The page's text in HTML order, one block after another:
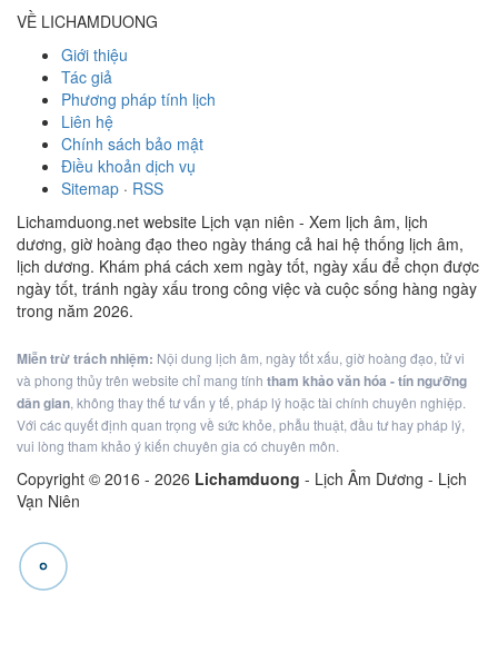
VỀ LICHAMDUONG
Giới thiệu
Tác giả
Phương pháp tính lịch
Liên hệ
Chính sách bảo mật
Điều khoản dịch vụ
Sitemap · RSS
Lichamduong.net website Lịch vạn niên - Xem lịch âm, lịch
dương, giờ hoàng đạo theo ngày tháng cả hai hệ thống lịch âm,
lịch dương. Khám phá cách xem ngày tốt, ngày xấu để chọn được
ngày tốt, tránh ngày xấu trong công việc và cuộc sống hàng ngày
trong năm 2026.
Miễn trừ trách nhiệm: Nội dung lịch âm, ngày tốt xấu, giờ hoàng đạo, tử vi
và phong thủy trên website chỉ mang tính tham khảo văn hóa - tín ngưỡng
dân gian, không thay thế tư vấn y tế, pháp lý hoặc tài chính chuyên nghiệp.
Với các quyết định quan trọng về sức khỏe, phẫu thuật, đầu tư hay pháp lý,
vui lòng tham khảo ý kiến chuyên gia có chuyên môn.
Copyright © 2016 - 2026 Lichamduong - Lịch Âm Dương - Lịch
Vạn Niên